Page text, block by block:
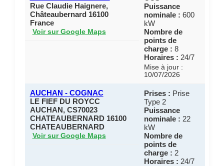
Rue Claudie Haignere,
Châteaubernard 16100
France
Voir sur Google Maps
Puissance
nominale : 600
kW
Nombre de
points de
charge : 8
Horaires : 24/7
Mise à jour :
10/07/2026
AUCHAN - COGNAC
LE FIEF DU ROYCC
AUCHAN, CS70023
CHATEAUBERNARD 16100
CHATEAUBERNARD
Voir sur Google Maps
Prises : Prise
Type 2
Puissance
nominale : 22
kW
Nombre de
points de
charge : 2
Horaires : 24/7